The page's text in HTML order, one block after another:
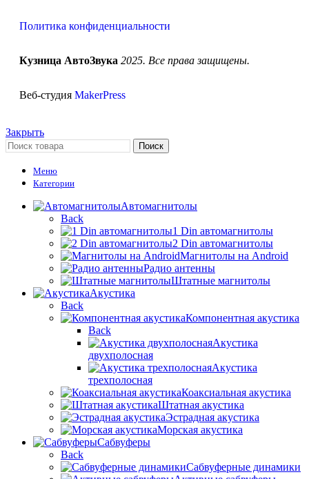
Политика конфиденциальности
Кузница АвтоЗвука 2025. Все права защищены.
Веб-студия MakerPress
Закрыть
Поиск
Меню
Категории
Автомагнитолы
Back
1 Din автомагнитолы
2 Din автомагнитолы
Магнитолы на Android
Радио антенны
Штатные магнитолы
Акустика
Back
Компонентная акустика
Back
Акустика
двухполосная
Акустика
трехполосная
Коаксиальная акустика
Штатная акустика
Эстрадная акустика
Морская акустика
Сабвуферы
Back
Сабвуферные динамики